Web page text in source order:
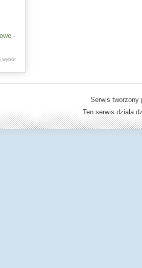
-
wybór
Serwis
Ten serwis działa